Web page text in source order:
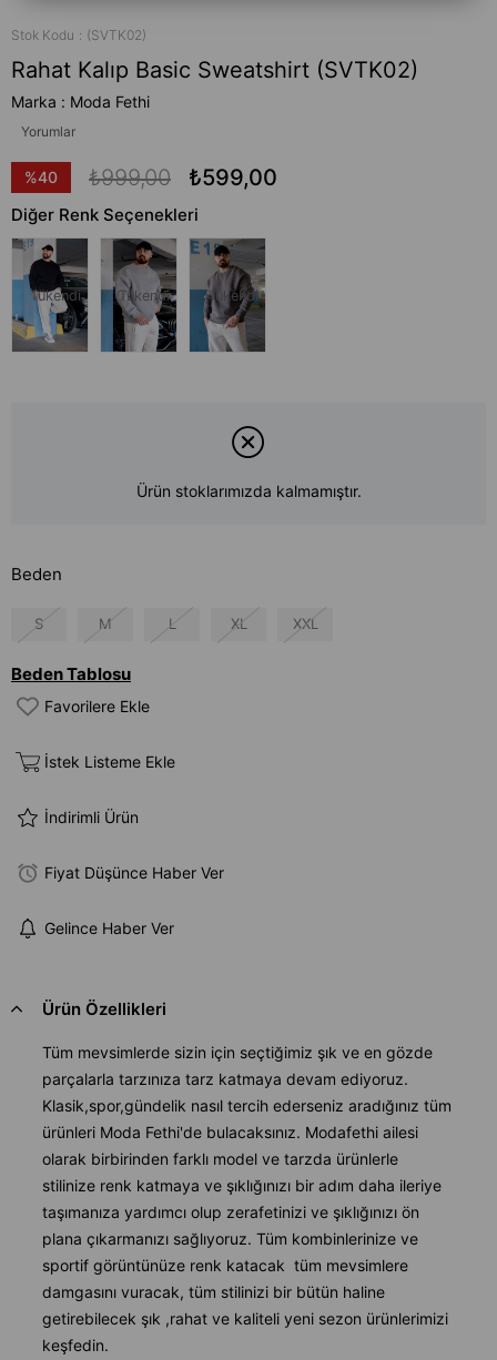
Stok Kodu (SVTK02)
Rahat Kalıp Basic Sweatshirt (SVTK02)
Marka : Moda Fethi
Yorumlar
%40
İndirim
₺999,00 ₺599,00
Diğer Renk Seçenekleri
Tükendi Tükendi Tükendi
Ürün stoklarımızda kalmamıştır.
Beden
S M L XL XXL
Beden Tablosu
Favorilere Ekle
İstek Listeme Ekle
İndirimli Ürün
Fiyat Düşünce Haber Ver
Gelince Haber Ver
Ürün Özellikleri
Tüm mevsimlerde sizin için seçtiğimiz şık ve en gözde
parçalarla tarzınıza tarz katmaya devam ediyoruz.
Klasik,spor,gündelik nasıl tercih ederseniz aradığınız tüm
ürünleri Moda Fethi'de bulacaksınız. Modafethi ailesi
olarak birbirinden farklı model ve tarzda ürünlerle
stilinize renk katmaya ve şıklığınızı bir adım daha ileriye
taşımanıza yardımcı olup zerafetinizi ve şıklığınızı ön
plana çıkarmanızı sağlıyoruz. Tüm kombinlerinize ve
sportif görüntünüze renk katacak tüm mevsimlere
damgasını vuracak, tüm stilinizi bir bütün haline
getirebilecek şık ,rahat ve kaliteli yeni sezon ürünlerimizi
keşfedin.